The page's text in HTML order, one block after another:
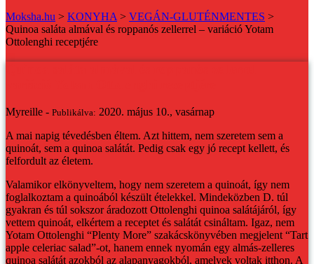
Moksha.hu > KONYHA> VEGÁN-GLUTÉNMENTES >
Quinoa saláta almával és roppanós zellerrel – variáció Yotam
Ottolenghi receptjére
Myreille - Publikálva: 2020. május 10., vasárnap
A mai napig tévedésben éltem. Azt hittem, nem szeretem sem a
quinoát, sem a quinoa salátát. Pedig csak egy jó recept kellett, és
felfordult az életem.
Valamikor elkönyveltem, hogy nem szeretem a quinoát, így nem
foglalkoztam a quinoából készült ételekkel. Mindeközben D. túl
gyakran és túl sokszor áradozott Ottolenghi quinoa salátájáról, így
vettem quinoát, elkértem a receptet és salátát csináltam. Igaz, nem
Yotam Ottolenghi “Plenty More” szakácskönyvében megjelent “Tart
apple celeriac salad”-ot, hanem ennek nyomán egy almás-zelleres
quinoa salátát azokból az alapanyagokból, amelyek voltak itthon. A